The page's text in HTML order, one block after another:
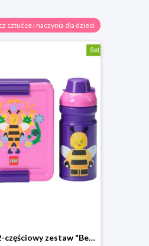
sztućce i naczynia dla dzieci
LEGO 2-częściowy zestaw "Bee" w kolorze różowo-fioletowym na lunch rozmiar: onesize